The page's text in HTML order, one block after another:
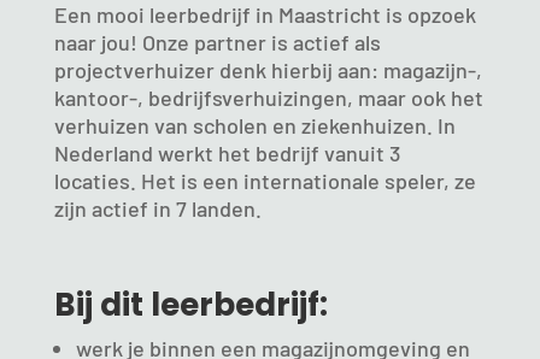
Een mooi leerbedrijf in Maastricht is opzoek
naar jou! Onze partner is actief als
projectverhuizer denk hierbij aan: magazijn-,
kantoor-, bedrijfsverhuizingen, maar ook het
verhuizen van scholen en ziekenhuizen. In
Nederland werkt het bedrijf vanuit 3
locaties. Het is een internationale speler, ze
zijn actief in 7 landen.
Bij dit leerbedrijf:
werk je binnen een magazijnomgeving en